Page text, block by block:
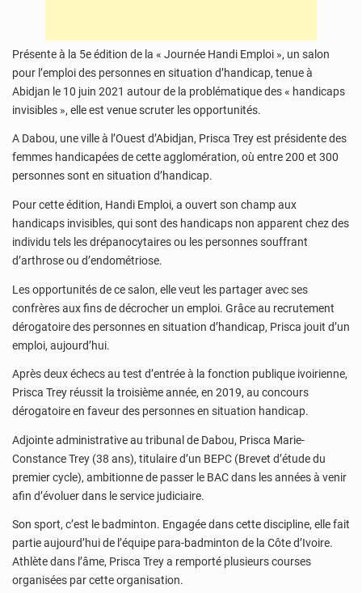
Présente à la 5e édition de la « Journée Handi Emploi », un salon
pour l’emploi des personnes en situation d’handicap, tenue à
Abidjan le 10 juin 2021 autour de la problématique des « handicaps
invisibles », elle est venue scruter les opportunités.
A Dabou, une ville à l’Ouest d’Abidjan, Prisca Trey est présidente des
femmes handicapées de cette agglomération, où entre 200 et 300
personnes sont en situation d’handicap.
Pour cette édition, Handi Emploi, a ouvert son champ aux
handicaps invisibles, qui sont des handicaps non apparent chez des
individu tels les drépanocytaires ou les personnes souffrant
d’arthrose ou d’endométriose.
Les opportunités de ce salon, elle veut les partager avec ses
confrères aux fins de décrocher un emploi. Grâce au recrutement
dérogatoire des personnes en situation d’handicap, Prisca jouit d’un
emploi, aujourd’hui.
Après deux échecs au test d’entrée à la fonction publique ivoirienne,
Prisca Trey réussit la troisième année, en 2019, au concours
dérogatoire en faveur des personnes en situation handicap.
Adjointe administrative au tribunal de Dabou, Prisca Marie-
Constance Trey (38 ans), titulaire d’un BEPC (Brevet d’étude du
premier cycle), ambitionne de passer le BAC dans les années à venir
afin d’évoluer dans le service judiciaire.
Son sport, c’est le badminton. Engagée dans cette discipline, elle fait
partie aujourd’hui de l’équipe para-badminton de la Côte d’Ivoire.
Athlète dans l’âme, Prisca Trey a remporté plusieurs courses
organisées par cette organisation.